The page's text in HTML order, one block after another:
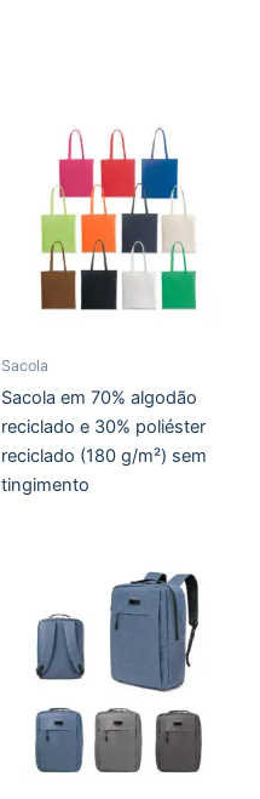
Sacola
Sacola em 70% algodão
reciclado e 30% poliéster
reciclado (180 g/m²) sem
tingimento